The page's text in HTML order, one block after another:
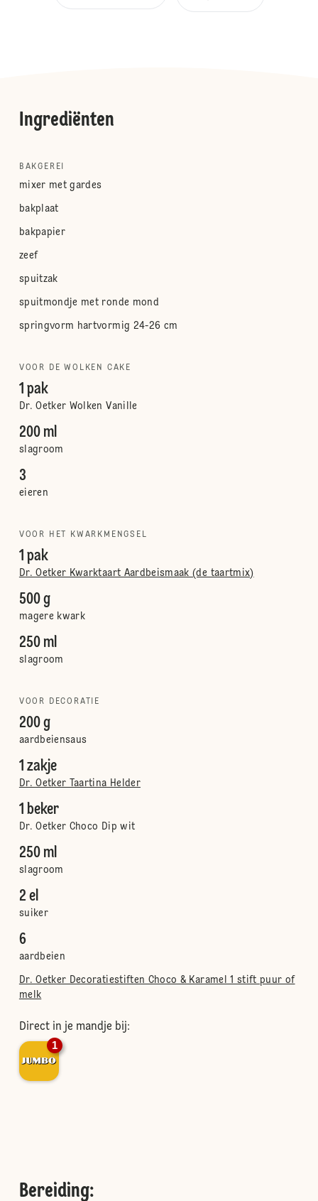
Ingrediënten
BAKGEREI
mixer met gardes
bakplaat
bakpapier
zeef
spuitzak
spuitmondje met ronde mond
springvorm hartvormig 24-26 cm
VOOR DE WOLKEN CAKE
1 pak
Dr. Oetker Wolken Vanille
200 ml
slagroom
3
eieren
VOOR HET KWARKMENGSEL
1 pak
Dr. Oetker Kwarktaart Aardbeismaak (de taartmix)
500 g
magere kwark
250 ml
slagroom
VOOR DECORATIE
200 g
aardbeiensaus
1 zakje
Dr. Oetker Taartina Helder
1 beker
Dr. Oetker Choco Dip wit
250 ml
slagroom
2 el
suiker
6
aardbeien
Dr. Oetker Decoratiestiften Choco & Karamel 1 stift puur of
melk
Direct in je mandje bij:
1
Bereiding: